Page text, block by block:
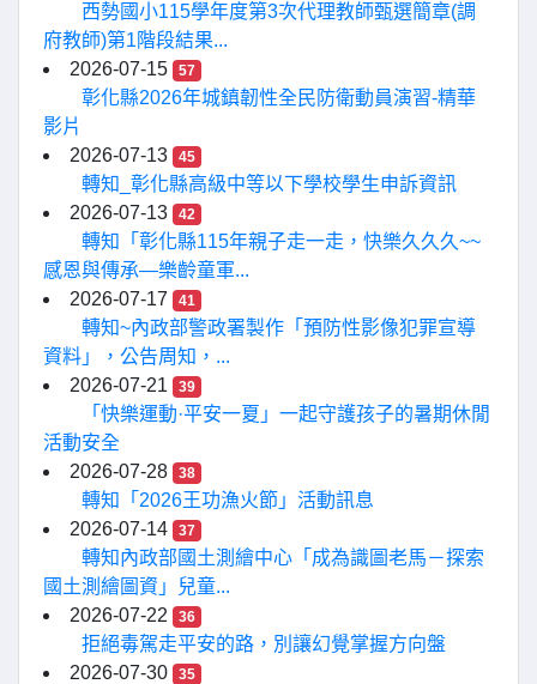
西勢國小115學年度第3次代理教師甄選簡章(調
府教師)第1階段結果...
2026-07-15
57
彰化縣2026年城鎮韌性全民防衛動員演習-精華
影片
2026-07-13
45
轉知_彰化縣高級中等以下學校學生申訴資訊
2026-07-13
42
轉知「彰化縣115年親子走一走，快樂久久久~~
感恩與傳承—樂齡童軍...
2026-07-17
41
轉知~內政部警政署製作「預防性影像犯罪宣導
資料」，公告周知，...
2026-07-21
39
「快樂運動·平安一夏」一起守護孩子的暑期休閒
活動安全
2026-07-28
38
轉知「2026王功漁火節」活動訊息
2026-07-14
37
轉知內政部國土測繪中心「成為識圖老馬－探索
國土測繪圖資」兒童...
2026-07-22
36
拒絕毒駕走平安的路，別讓幻覺掌握方向盤
2026-07-30
35